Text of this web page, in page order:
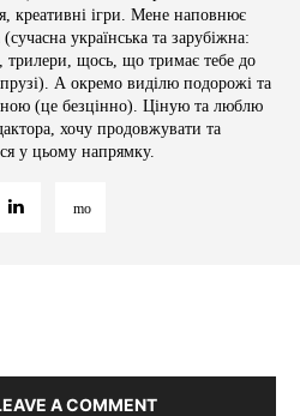
креативні ігри. Мене наповнює
(сучасна українська та зарубіжна:
трилери, щось, що тримає тебе до
А окремо виділю подорожі та
(це безцінно). Ціную та люблю
хочу продовжувати та
у цьому напрямку.
A COMMENT